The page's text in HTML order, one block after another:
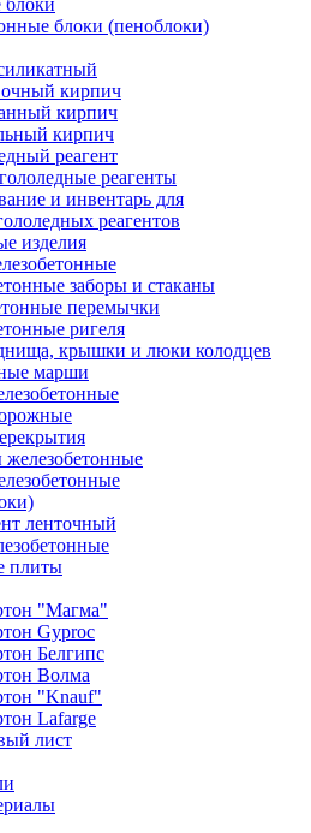
блоки (пеноблоки)
кирпич
кирпич
кирпич
реагент
реагенты
и инвентарь для
реагентов
изделия
заборы и стаканы
перемычки
ригеля
крышки и люки колодцев
марши
ленточный
плиты
"Магма"
Gyproc
Белгипс
Волма
"Knauf"
Lafarge
лист